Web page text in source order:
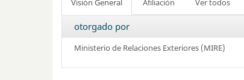
Visión General Afiliación Ver todos
otorgado por
Ministerio de Relaciones Exteriores (MIRE)